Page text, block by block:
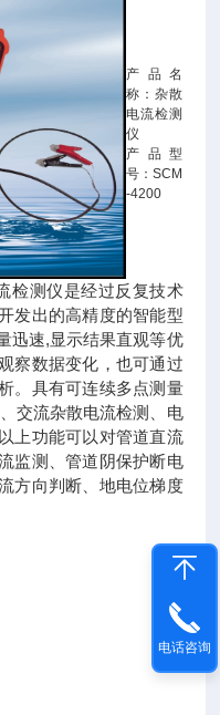
产品名
称：杂散
电流检测
仪
产品型
号：SCM
-4200
检测仪是经过反复技术
发出的高精度的智能型
迅速,显示结果直观等优
察数据变化，也可通过
。具有可连续多点测量
交流杂散电流检测、电
上功能可以对管道直流
监测、管道阴保护断电
方向判断、地电位梯度
电话咨询